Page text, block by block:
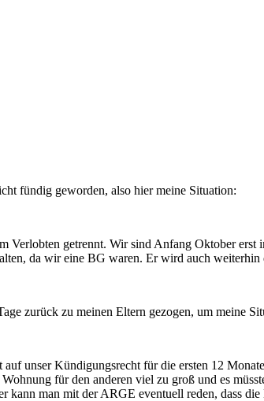
fündig geworden, also hier meine Situation:
Verlobten getrennt. Wir sind Anfang Oktober
da wir eine BG waren. Er wird auch weiterhin
zurück zu meinen Eltern gezogen, um meine
auf unser Kündigungsrecht für die ersten 12
für den anderen viel zu groß und es
kann man mit der ARGE eventuell reden, dass